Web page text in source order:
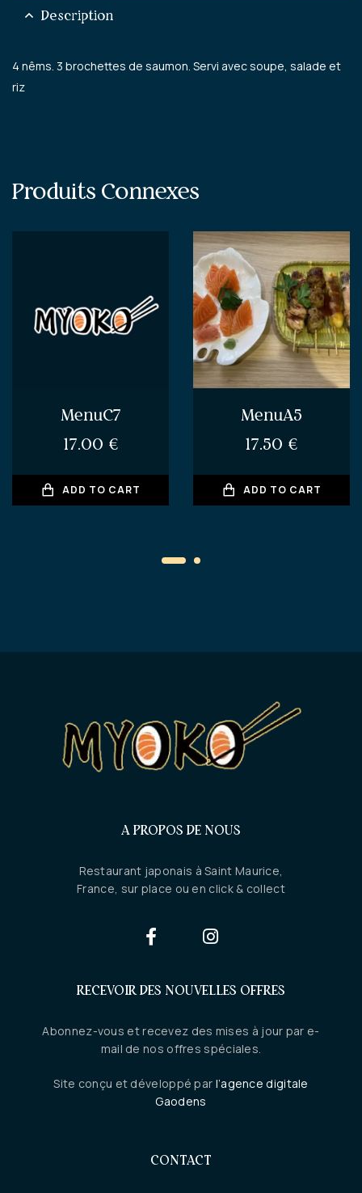
Description
4 nêms. 3 brochettes de saumon. Servi avec soupe, salade et
riz
Produits Connexes
MenuC7
17.00 €
ADD TO CART
MenuA5
17.50 €
ADD TO CART
A PROPOS DE NOUS
Restaurant japonais à Saint Maurice,
France, sur place ou en click & collect
RECEVOIR DES NOUVELLES OFFRES
Abonnez-vous et recevez des mises à jour par e-
mail de nos offres spéciales.
Site conçu et développé par l’agence digitale
Gaodens
CONTACT